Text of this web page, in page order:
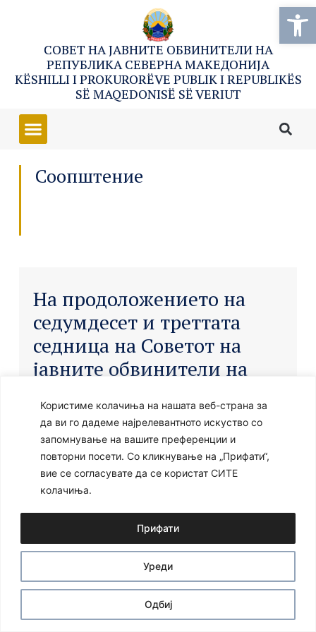
Користиме колачиња на нашата веб-страна за
да ви го дадеме најрелевантното искуство со
запомнување на вашите преференции и
повторни посети. Со кликнување на „Прифати“,
вие се согласувате да се користат СИТЕ
колачиња.
Уреди
Одбиј
Прифати
СОВЕТ НА ЈАВНИТЕ ОБВИНИТЕЛИ НА
РЕПУБЛИКА СЕВЕРНА МАКЕДОНИЈА
KËSHILLI I PROKURORËVE PUBLIK I REPUBLIKËS
SË MAQEDONISË SË VERIUT
Соопштение
На продоложението на
седумдесет и треттата
седница на Советот на
јавните обвинители на
ВД на ОЈО на ОЈО
Гостивар, при што е
определен Џелал Хусмани.
Ⓒ 2024 – Сите права се задржани Developed by:Unet